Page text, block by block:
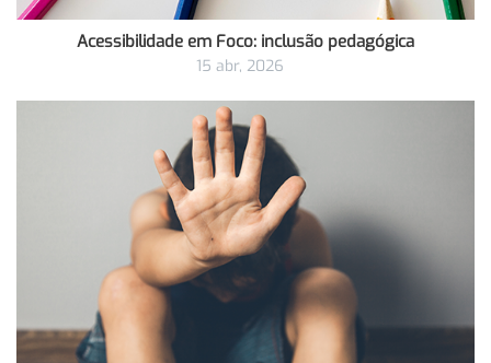
Acessibilidade em Foco: inclusão pedagógica
15 abr, 2026